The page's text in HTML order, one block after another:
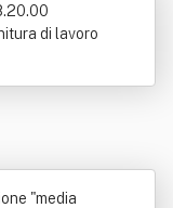
di lavoro
"media